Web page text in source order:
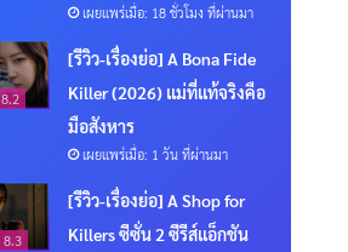
เผยแพร่เมื่อ: 18 ชั่วโมง ที่ผ่านมา
8.2
[รีวิว-เรื่องย่อ] A Bona Fide
Killer (2026) แม่ที่แท้จริงคือ
มือสังหาร
เผยแพร่เมื่อ: 1 วัน ที่ผ่านมา
8.3
[รีวิว-เรื่องย่อ] A Shop for
Killers ซีซั่น 2 ซีรีส์แอ็กชัน